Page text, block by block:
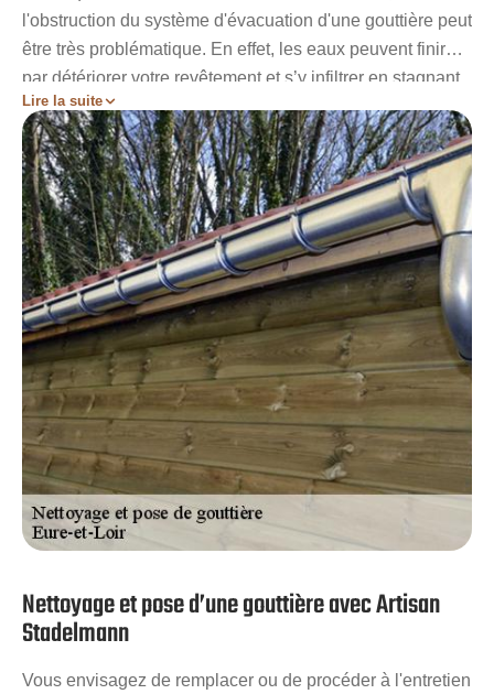
l'obstruction du système d'évacuation d'une gouttière peut
être très problématique. En effet, les eaux peuvent finir
par détériorer votre revêtement et s’y infiltrer en stagnant
sur votre toiture. Les eaux peuvent également déborder et
atteindre vos murs. Sachez que les traces d’humidité
finiront par fragiliser vos structures et vos fondations au fil
du temps. Votre bâtisse peut risquer alors de s’écrouler à
tout moment ce qui sera très dangereux. Artisan
Stadelmann propose dans le 28 des services de
nettoyage de gouttières de qualité irréprochable afin de
vous éviter ces situations graves.
Lire la suite
Nettoyage et pose d’une gouttière avec Artisan
Stadelmann
Vous envisagez de remplacer ou de procéder à l'entretien